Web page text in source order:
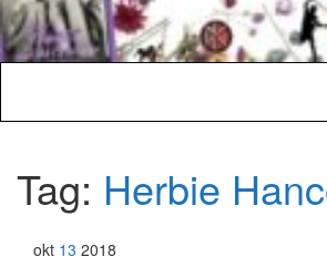
Tag: Herbie
okt 13 2018